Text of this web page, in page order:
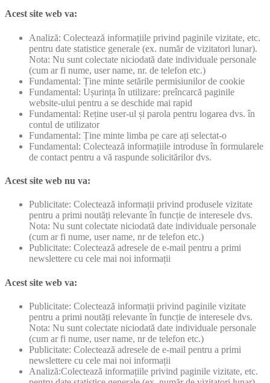
Acest site web va:
Analiză: Colectează informațiile privind paginile vizitate, etc.
pentru date statistice generale (ex. număr de vizitatori lunar).
Nota: Nu sunt colectate niciodată date individuale personale
(cum ar fi nume, user name, nr. de telefon etc.)
Fundamental: Ține minte setările permisiunilor de cookie
Fundamental: Ușurința în utilizare: preîncarcă paginile
website-ului pentru a se deschide mai rapid
Fundamental: Reține user-ul și parola pentru logarea dvs. în
contul de utilizator
Fundamental: Ține minte limba pe care ați selectat-o
Fundamental: Colectează informațiile introduse în formularele
de contact pentru a vă raspunde solicitărilor dvs.
Acest site web nu va:
Publicitate: Colectează informații privind produsele vizitate
pentru a primi noutăți relevante în funcție de interesele dvs.
Nota: Nu sunt colectate niciodată date individuale personale
(cum ar fi nume, user name, nr de telefon etc.)
Publicitate: Colectează adresele de e-mail pentru a primi
newslettere cu cele mai noi informații
Acest site web va:
Publicitate: Colectează informații privind paginile vizitate
pentru a primi noutăți relevante în funcție de interesele dvs.
Nota: Nu sunt colectate niciodată date individuale personale
(cum ar fi nume, user name, nr de telefon etc.)
Publicitate: Colectează adresele de e-mail pentru a primi
newslettere cu cele mai noi informații
Analiză:Colectează informațiile privind paginile vizitate, etc.